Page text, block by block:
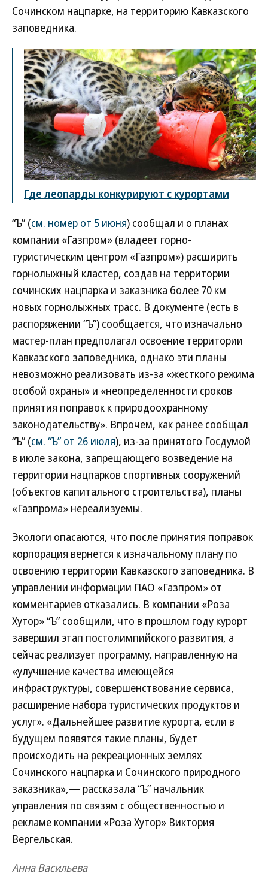
Сочинском нацпарке, на территорию Кавказского
заповедника.
Где леопарды конкурируют с курортами
“Ъ” (см. номер от 5 июня) сообщал и о планах
компании «Газпром» (владеет горно-
туристическим центром «Газпром») расширить
горнолыжный кластер, создав на территории
сочинских нацпарка и заказника более 70 км
новых горнолыжных трасс. В документе (есть в
распоряжении “Ъ”) сообщается, что изначально
мастер-план предполагал освоение территории
Кавказского заповедника, однако эти планы
невозможно реализовать из-за «жесткого режима
особой охраны» и «неопределенности сроков
принятия поправок к природоохранному
законодательству». Впрочем, как ранее сообщал
“Ъ” (см. “Ъ” от 26 июля), из-за принятого Госдумой
в июле закона, запрещающего возведение на
территории нацпарков спортивных сооружений
(объектов капитального строительства), планы
«Газпрома» нереализуемы.
Экологи опасаются, что после принятия поправок
корпорация вернется к изначальному плану по
освоению территории Кавказского заповедника. В
управлении информации ПАО «Газпром» от
комментариев отказались. В компании «Роза
Хутор» “Ъ” сообщили, что в прошлом году курорт
завершил этап постолимпийского развития, а
сейчас реализует программу, направленную на
«улучшение качества имеющейся
инфраструктуры, совершенствование сервиса,
расширение набора туристических продуктов и
услуг». «Дальнейшее развитие курорта, если в
будущем появятся такие планы, будет
происходить на рекреационных землях
Сочинского нацпарка и Сочинского природного
заказника»,— рассказала “Ъ” начальник
управления по связям с общественностью и
рекламе компании «Роза Хутор» Виктория
Вергельская.
Анна Васильева